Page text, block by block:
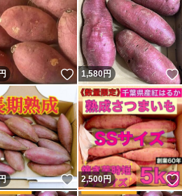
円 いいね！
1,580円
！ いいね！
2,500円